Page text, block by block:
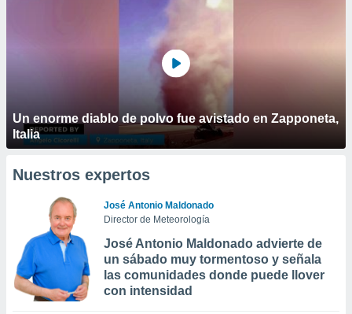
Un enorme diablo de polvo fue avistado en Zapponeta,
Italia
Nuestros expertos
José Antonio Maldonado
Director de Meteorología
José Antonio Maldonado advierte de
un sábado muy tormentoso y señala
las comunidades donde puede llover
con intensidad